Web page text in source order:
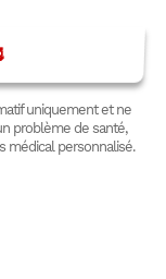
uniquement et ne
problème de santé,
médical personnalisé.